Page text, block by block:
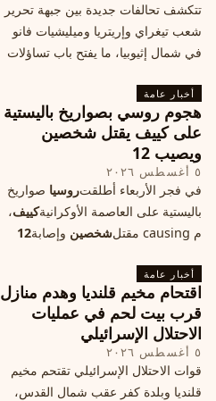
تتكشف تحالفات جديدة بين جبهة تحرير
شعب تيغراي وإريتريا وميليشيات فانو
في شمال إثيوبيا، ما يفتح باب تساؤلات
الخريطة السياسية.
أخبار عامة
هجوم روسي بصواريخ باليستية
على كييف يقتل شخصين
ويصيب 12
٥ أغسطس ٢٠٢٦
في فجر الأربعاء أطلقتروسيا صواريخ
باليستية على العاصمة الأوكرانيةكييف،
م causing مقتل
شخصين وإصابة12
المدني. تفاصيل الهجوم وتداعياته.
أخبار عامة
اقتحام مخيم قلنديا وهدم منازل
قرب بيت لحم في عمليات
الاحتلال الإسرائيلي
٥ أغسطس ٢٠٢٦
قوات الاحتلال الإسرائيلي تقتحم مخيم
قلنديا وبلدة كفر عقب شمال القدس،